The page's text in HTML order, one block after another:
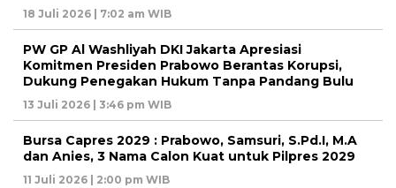
18 Juli 2026 | 7:02 am WIB
PW GP Al Washliyah DKI Jakarta Apresiasi
Komitmen Presiden Prabowo Berantas Korupsi,
Dukung Penegakan Hukum Tanpa Pandang Bulu
13 Juli 2026 | 3:46 pm WIB
Bursa Capres 2029 : Prabowo, Samsuri, S.Pd.I, M.A
dan Anies, 3 Nama Calon Kuat untuk Pilpres 2029
11 Juli 2026 | 2:00 pm WIB